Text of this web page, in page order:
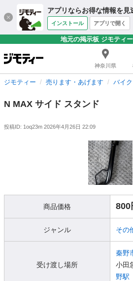
アプリならお得な情報を見
インストール アプリで開く
地元の掲示板 ジモティ
神奈川県
ジモティー 売ります・あげます バイク
N MAX サイド スタンド
投稿ID: 1oq23m 2026年4月26日 22:09
商品価格 800
ジャンル その
受け渡し場所
秦野
小田
野駅